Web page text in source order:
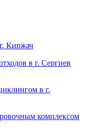
Киржач
в г. Сергиев
в г.
комплексом